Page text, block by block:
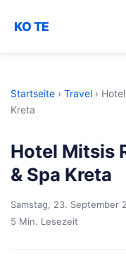
KO TE
Startseite › Travel ›
Kreta
Hotel Mitsis
& Spa Kreta
Samstag, 23. September
5 Min. Lesezeit